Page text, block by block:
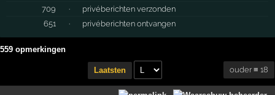
709
·
privéberichten verzonden
651
· privéberichten ontvangen
559 opmerkingen
Laatsten ouder ≡ 18